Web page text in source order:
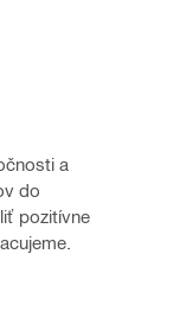
a
do
pozitívne